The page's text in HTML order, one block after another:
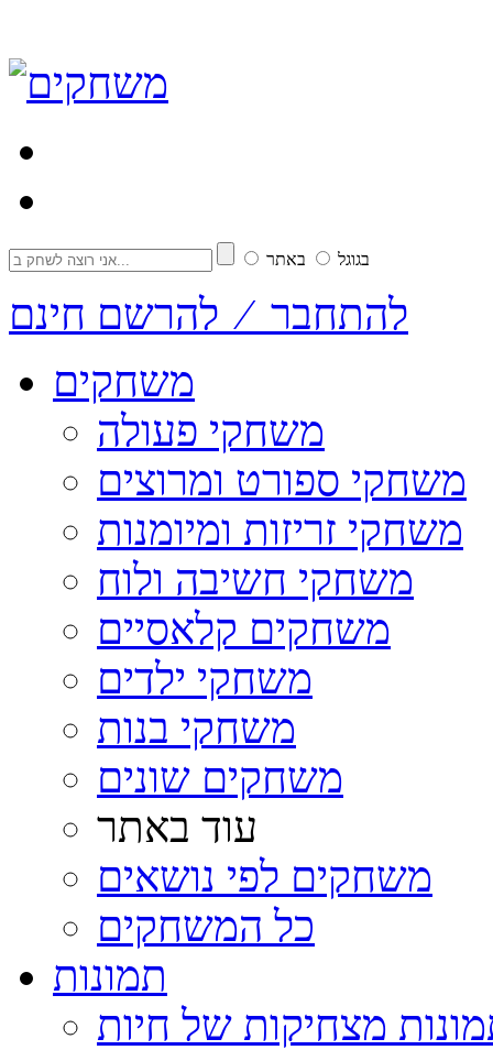
בגוגל באתר
להתחבר ⁄ להרשם חינם
משחקים
משחקי פעולה
משחקי ספורט ומרוצים
משחקי זריזות ומיומנות
משחקי חשיבה ולוח
משחקים קלאסיים
משחקי ילדים
משחקי בנות
משחקים שונים
עוד באתר
משחקים לפי נושאים
כל המשחקים
תמונות
מצחיקות של חיות